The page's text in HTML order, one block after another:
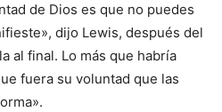
de Dios es que no puedes
dijo Lewis, después del
al final. Lo más que habría
fuera su voluntad que las